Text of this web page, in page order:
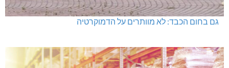
גם בחום הכבד: לא מוותרים על הדמוקרטיה